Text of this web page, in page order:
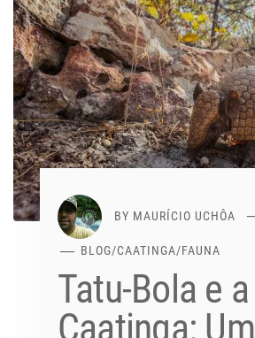
BY MAURÍCIO UCHÔA
BLOG/CAATINGA/FAUNA
Tatu-Bola e a
Caatinga: Um